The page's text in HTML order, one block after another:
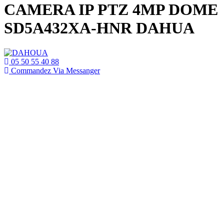
CAMERA IP PTZ 4MP DOME
SD5A432XA-HNR DAHUA
05 50 55 40 88
Commandez Via Messanger